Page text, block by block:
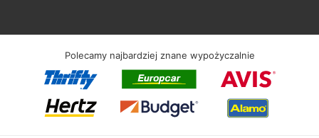
Polecamy najbardziej znane wypożyczalnie